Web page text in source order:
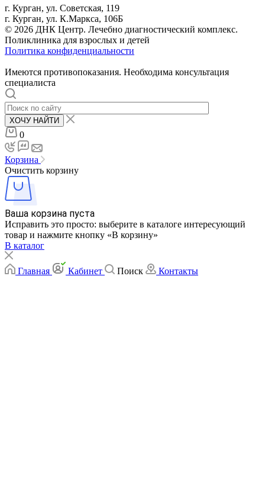
г. Курган, ул. Советская, 119
г. Курган, ул. К.Маркса, 106Б
© 2026 ДНК Центр. Лечебно диагностический комплекс.
Поликлиника для взрослых и детей
Политика конфиденциальности
Имеются противопоказания. Необходима консультация
специалиста
ХОЧУ НАЙТИ
0
Корзина
Очистить корзину
Ваша корзина пуста
Исправить это просто: выберите в каталоге интересующий
товар и нажмите кнопку «В корзину»
В каталог
Главная Кабинет Поиск Контакты